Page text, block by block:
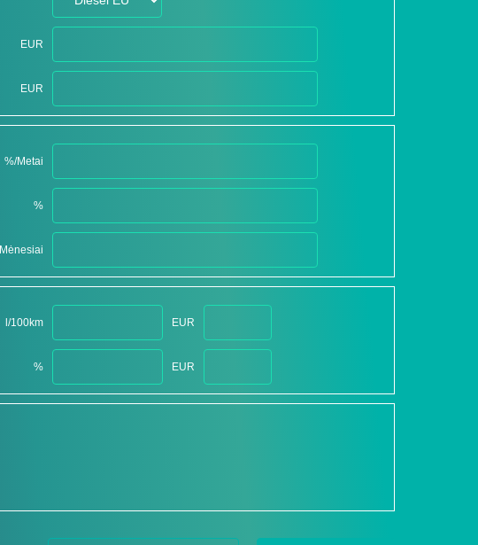
EUR
EUR
%/Metai
%
Mėnesiai
l/100km EUR
% EUR